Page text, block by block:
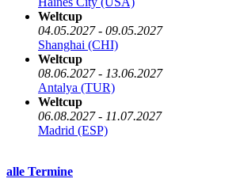
Weltcup
04.05.2027 - 09.05.2027
Shanghai (CHI)
Weltcup
08.06.2027 - 13.06.2027
Antalya (TUR)
Weltcup
06.08.2027 - 11.07.2027
Madrid (ESP)
alle Termine